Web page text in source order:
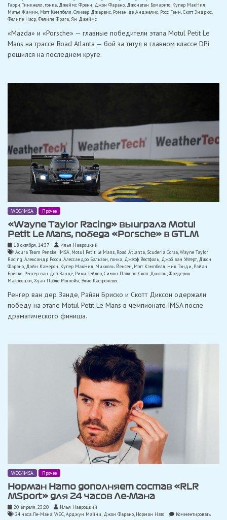
Гарри Тинкнелл, гонка, Джеймс Френч, Джон Фарано, Джонатан Бомарито, Купер МакНил
Матье Жамин, Мэтт Кэмпбелл,Оливер Джарвис, Роман де Анджелис, Росс Ганн,Скотт Эндрюс
Фелипе Наср,Фелипе Фрага,Ян Джеймс
«Mazda» и «Porsche» — главные победители этапа Motul Petit Le
Mans на трассе Road Atlanta — бой за титул в главном классе DPi
решился на последнем круге.
WEC/IMSA Прочее
«Wayne Taylor Racing» выиграла Motul
Petit Le Mans, победа «Porsche» в GTLM
18 октября, 14:37
Илья Навроцкий
Acura Team Penske, IMSA, Motul Petit Le Mans, Road Atlanta, Scuderia Corsa,Wayne Taylor
Racing,Александр Росси,Алессандро Бальзан, гонка, Джефф Вестфаль, Джоб ван Уйтерт, Джон
Фарано, Дэйн Камерон, Купер МакНил, Миккель Йенсен, Мэтт Кэмпбелл, Ник Тэнди, Райан
Бриско, Ренгер ван дер Занде, Рики Тейлор,Симон Пажено,Скотт Диксон,Фредерик
Маковецки,Хуан Пабло Монтойя,Элио Кастроневес
Ренгер ван дер Занде, Райан Бриско и Скотт Диксон одержали
победу на этапе Motul Petit Le Mans в чемпионате IMSA после
драматического финиша.
WEC/IMSA Прочее
Норман Нато дополняет состав «RLR
MSport» для 24 часов Ле-Мана
20 апреля, 23:20
Илья Навроцкий
24 часа Ле-Мана,WEC,Арджун Майни, Джон Фарано, Норман Нато Комментироватьon